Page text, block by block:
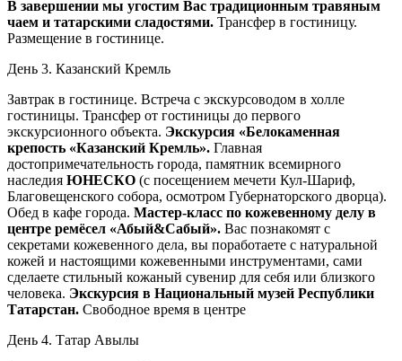
В завершении мы угостим Вас традиционным травяным
чаем и татарскими сладостями. Трансфер в гостиницу.
Размещение в гостинице.
День 3. Казанский Кремль
Завтрак в гостинице. Встреча с экскурсоводом в холле
гостиницы. Трансфер от гостиницы до первого
экскурсионного объекта. Экскурсия «Белокаменная
крепость «Казанский Кремль». Главная
достопримечательность города, памятник всемирного
наследия ЮНЕСКО (с посещением мечети Кул-Шариф,
Благовещенского собора, осмотром Губернаторского дворца).
Обед в кафе города. Мастер-класс по кожевенному делу в
центре ремёсел «Абый&Сабый». Вас познакомят с
секретами кожевенного дела, вы поработаете с натуральной
кожей и настоящими кожевенными инструментами, сами
сделаете стильный кожаный сувенир для себя или близкого
человека. Экскурсия в Национальный музей Республики
Татарстан. Свободное время в центре
День 4. Татар Авылы